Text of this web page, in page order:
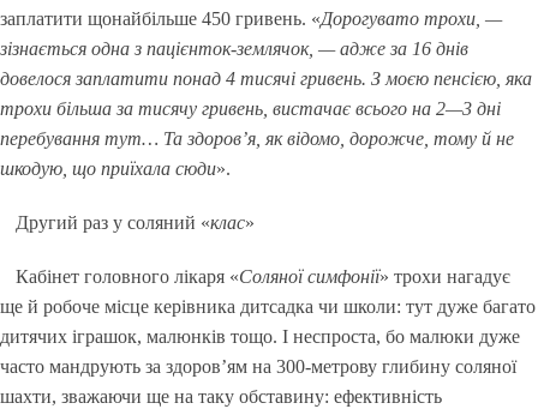
заплатити щонайбільше 450 гривень. «Дорогувато трохи, —
зізнається одна з пацієнток-землячок, — адже за 16 днів
довелося заплатити понад 4 тисячі гривень. З моєю пенсією, яка
трохи більша за тисячу гривень, вистачає всього на 2—3 дні
перебування тут… Та здоров’я, як відомо, дорожче, тому й не
шкодую, що приїхала сюди».
Другий раз у соляний «клас»
Кабінет головного лікаря «Соляної симфонії» трохи нагадує
ще й робоче місце керівника дитсадка чи школи: тут дуже багато
дитячих іграшок, малюнків тощо. І неспроста, бо малюки дуже
часто мандрують за здоров’ям на 300-метрову глибину соляної
шахти, зважаючи ще на таку обставину: ефективність